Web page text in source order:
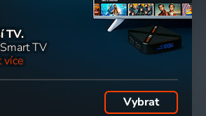
TV.
TV
více
Vybrat